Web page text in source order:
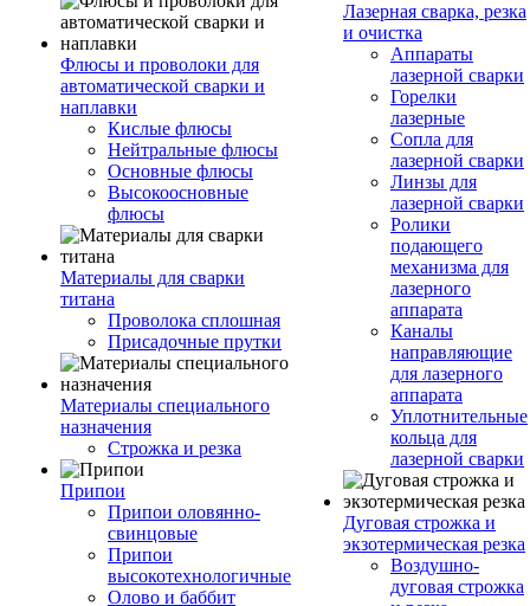
Флюсы и проволоки для
автоматической сварки и
наплавки
Кислые флюсы
Нейтральные флюсы
Основные флюсы
Высокоосновные
флюсы
Материалы для сварки
титана
Проволока сплошная
Присадочные прутки
Материалы специального
назначения
Строжка и резка
Припои
Припои оловянно-
свинцовые
Припои
высокотехнологичные
Олово и баббит
Лазерная сварка, резка
и очистка
Аппараты
лазерной сварки
Горелки
лазерные
Сопла для
лазерной сварки
Линзы для
лазерной сварки
Ролики
подающего
механизма для
лазерного
аппарата
Каналы
направляющие
для лазерного
аппарата
Уплотнительные
кольца для
лазерной сварки
Дуговая строжка и
экзотермическая резка
Воздушно-
дуговая строжка